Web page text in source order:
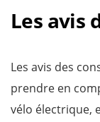
Les avis
Les avis des
prendre en
vélo électrique,